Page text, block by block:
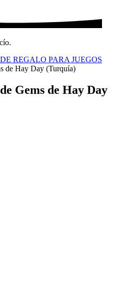
REGALO PARA JUEGOS
de Hay Day (Turquía)
Gems de Hay Day